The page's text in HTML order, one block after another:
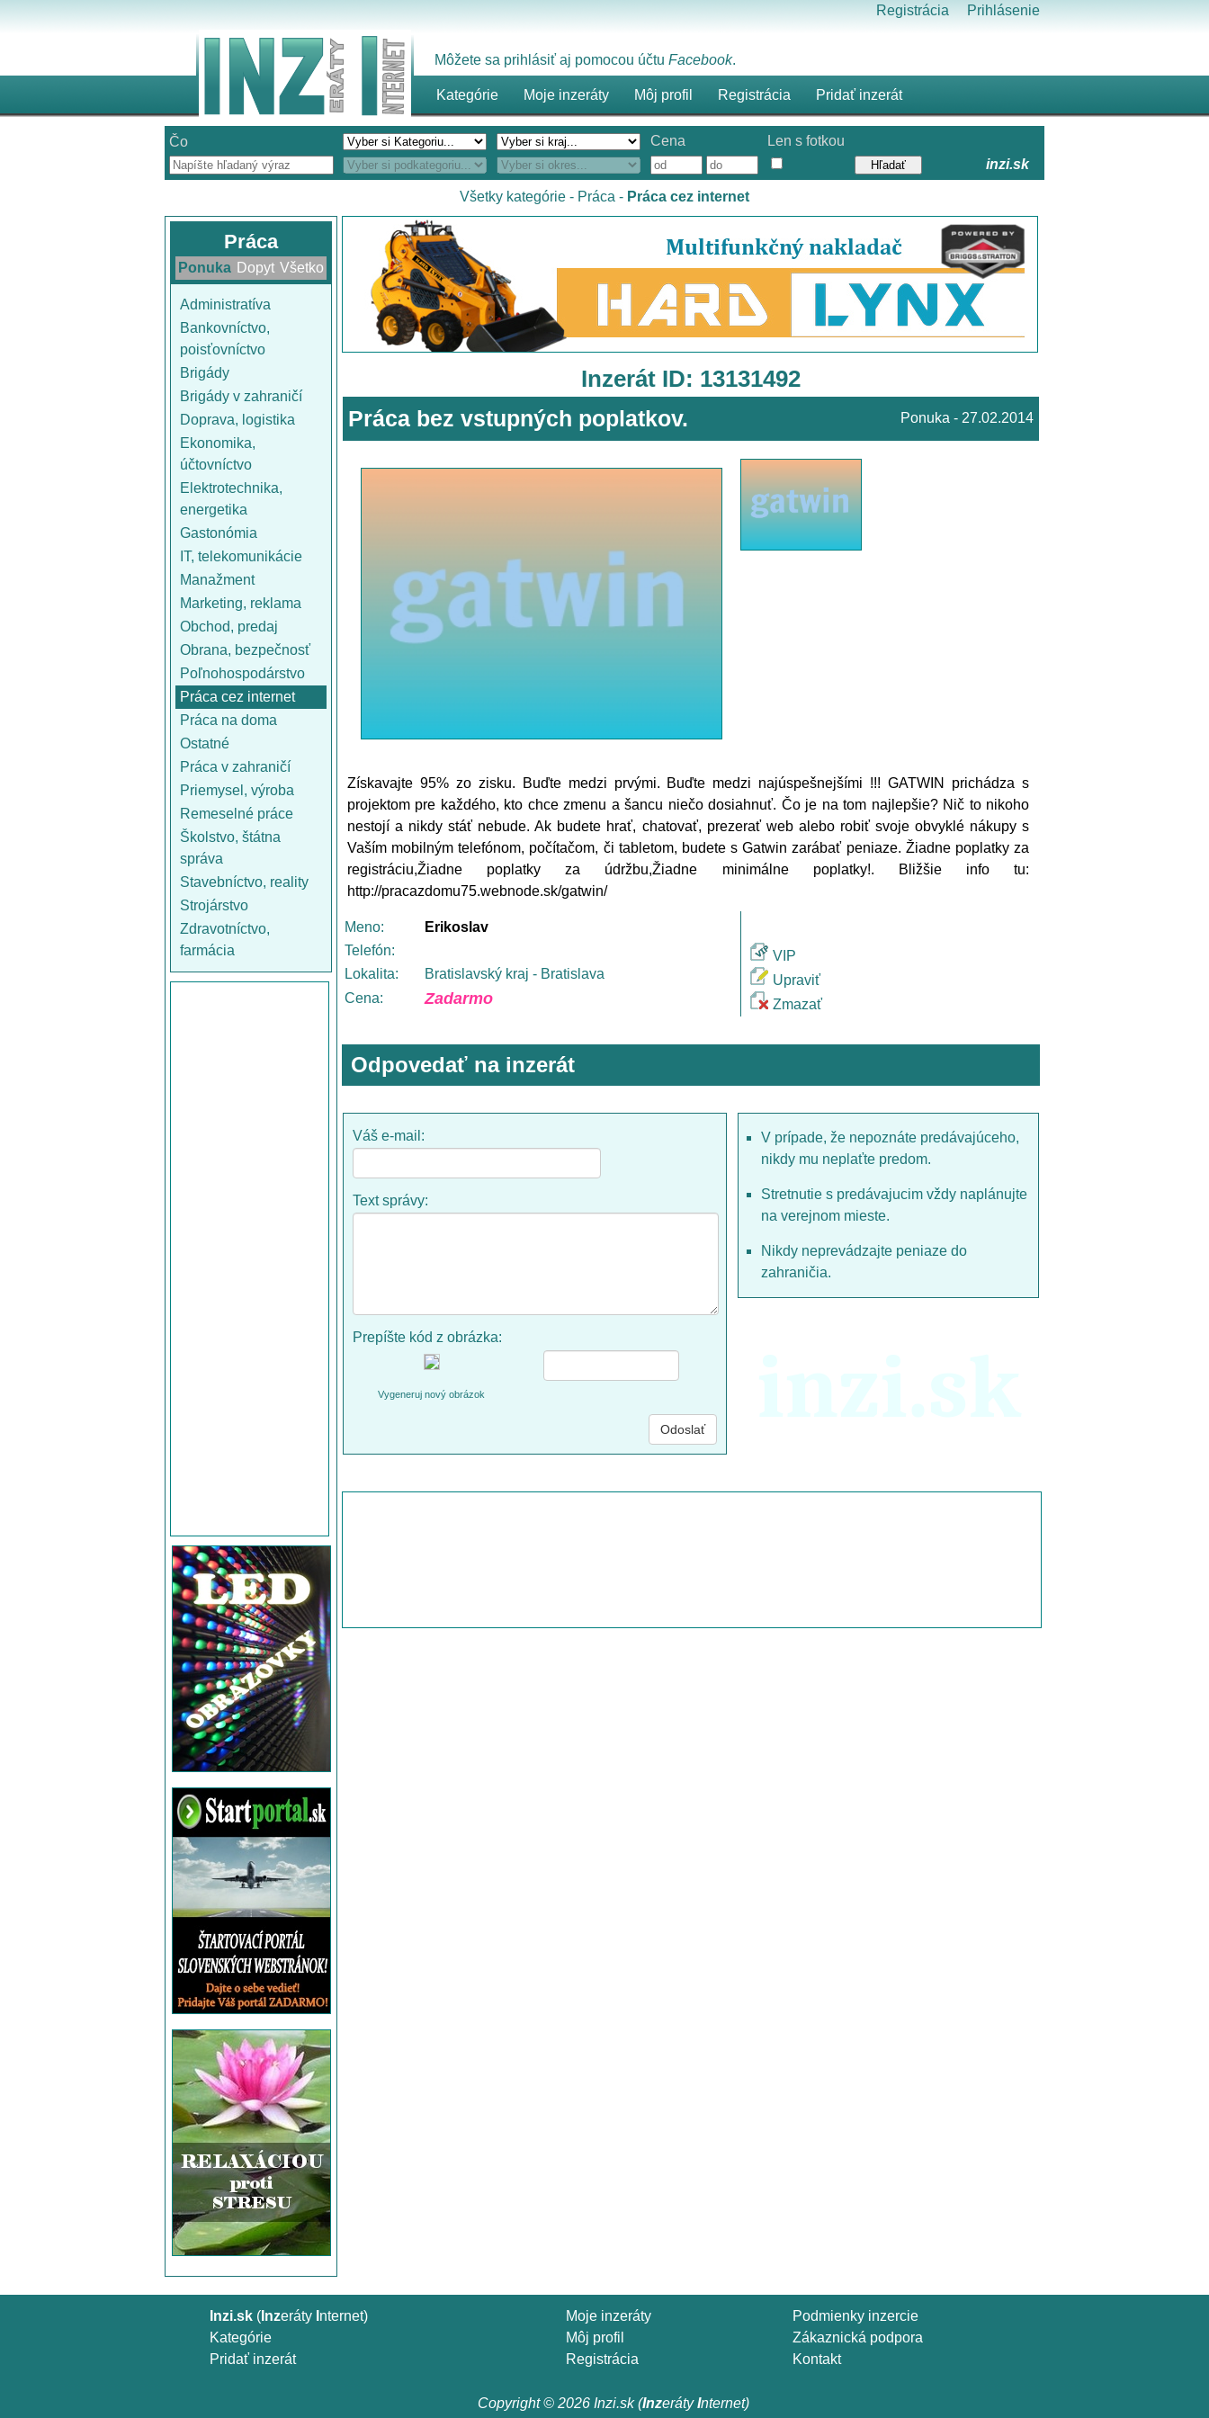
Registrácia Prihlásenie
Môžete sa prihlásiť aj pomocou účtu Facebook.
Kategórie Moje inzeráty Môj profil Registrácia Pridať inzerát
Čo Cena
Len s fotkou
inzi.sk
Všetky kategórie - Práca - Práca cez internet
Práca
Ponuka Dopyt Všetko
Administratíva
Bankovníctvo,
poisťovníctvo
Brigády
Brigády v zahraničí
Doprava, logistika
Ekonomika,
účtovníctvo
Elektrotechnika,
energetika
Gastonómia
IT, telekomunikácie
Manažment
Marketing, reklama
Obchod, predaj
Obrana, bezpečnosť
Poľnohospodárstvo
Práca cez internet
Práca na doma
Ostatné
Práca v zahraničí
Priemysel, výroba
Remeselné práce
Školstvo, štátna
správa
Stavebníctvo, reality
Strojárstvo
Zdravotníctvo,
farmácia
Inzerát ID: 13131492
Práca bez vstupných poplatkov.
Ponuka - 27.02.2014
Získavajte 95% zo zisku. Buďte medzi prvými. Buďte medzi najúspešnejšími !!! GATWIN prichádza s
projektom pre každého, kto chce zmenu a šancu niečo dosiahnuť. Čo je na tom najlepšie? Nič to nikoho
nestojí a nikdy stáť nebude. Ak budete hrať, chatovať, prezerať web alebo robiť svoje obvyklé nákupy s
Vaším mobilným telefónom, počítačom, či tabletom, budete s Gatwin zarábať peniaze. Žiadne poplatky za
registráciu,Žiadne poplatky za údržbu,Žiadne minimálne poplatky!. Bližšie info tu:
http://pracazdomu75.webnode.sk/gatwin/
Meno:
Erikoslav
Telefón:
Lokalita:
Bratislavský kraj - Bratislava
Cena:
Zadarmo
VIP
Upraviť
Zmazať
Odpovedať na inzerát
Váš e-mail:
Text správy:
Prepíšte kód z obrázka:
Vygeneruj nový obrázok
V prípade, že nepoznáte predávajúceho,
nikdy mu neplaťte predom.
Stretnutie s predávajucim vždy naplánujte
na verejnom mieste.
Nikdy neprevádzajte peniaze do
zahraničia.
Inzi.sk(Inzeráty nternet)
Kategórie
Pridať inzerát
Moje inzeráty
Môj profil
Registrácia
Podmienky inzercie
Zákaznická podpora
Kontakt
Copyright © 2026 Inzi.sk (InzerátyInternet)